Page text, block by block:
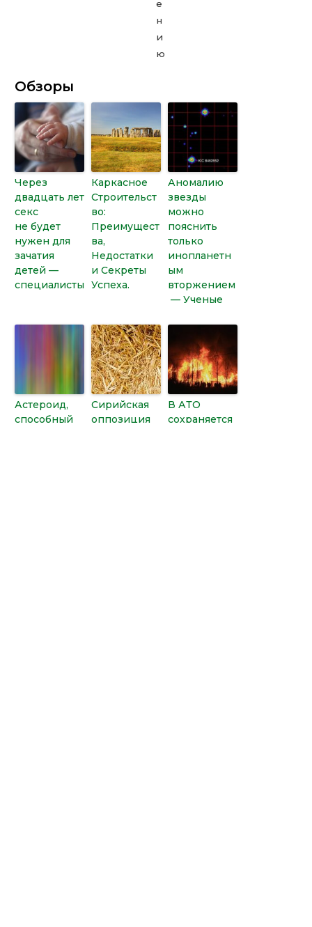
Обзоры
Через
двадцать лет
секс
не будет
нужен для
зачатия
детей —
специалисты
Каркасное
Строительст
во:
Преимущест
ва,
Недостатки
и Секреты
Успеха.
Аномалию
звезды
можно
пояснить
только
инопланетн
ым
вторжением
— Ученые
Астероид,
способный
Сирийская
оппозиция
В АТО
сохраняется